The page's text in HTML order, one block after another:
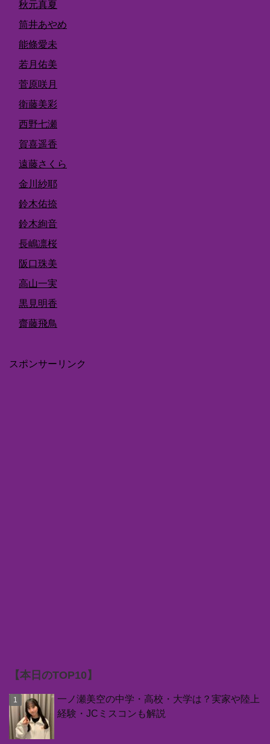
秋元真夏
筒井あやめ
能條愛未
若月佑美
菅原咲月
衛藤美彩
西野七瀬
賀喜遥香
遠藤さくら
金川紗耶
鈴木佑捺
鈴木絢音
長嶋凛桜
阪口珠美
高山一実
黒見明香
齋藤飛鳥
スポンサーリンク
【本日のTOP10】
一ノ瀬美空の中学・高校・大学は？実家や陸上
経験・JCミスコンも解説